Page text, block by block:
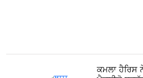
ਕਮਲਾ ਹੈਰਿਸ